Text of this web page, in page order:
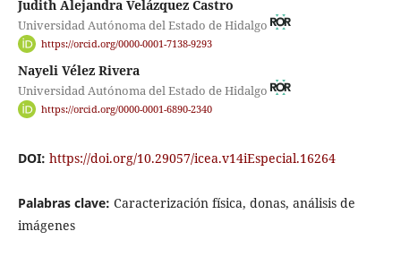
Judith Alejandra Velázquez Castro
Universidad Autónoma del Estado de Hidalgo
https://orcid.org/0000-0001-7138-9293
Nayeli Vélez Rivera
Universidad Autónoma del Estado de Hidalgo
https://orcid.org/0000-0001-6890-2340
DOI: https://doi.org/10.29057/icea.v14iEspecial.16264
Palabras clave: Caracterización física, donas, análisis de
imágenes